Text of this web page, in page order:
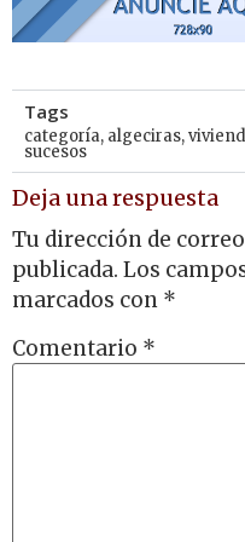
Tags
categoría, algeciras,
sucesos
Deja una respuesta
Tu dirección de
publicada. Los
marcados con *
Comentario *